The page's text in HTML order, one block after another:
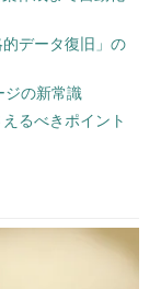
説」バックナンバー
いWindows 10／
ラブルシューティ
データ復旧」の
ジの新常識
るべきポイント